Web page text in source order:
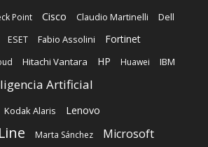
Point Cisco Claudio Martinelli Dell
ESET Fabio Assolini Fortinet
Hitachi Vantara HP Huawei IBM
Artificial
Kodak Alaris Lenovo
Marta Sánchez
Microsoft